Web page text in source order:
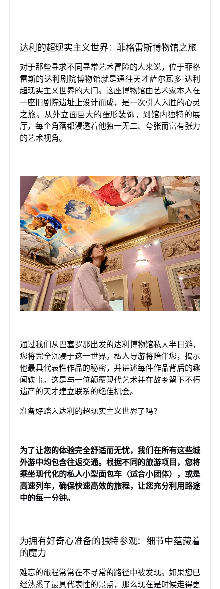
达利的超现实主义世界：菲格雷斯博物馆之旅
对于那些寻求不同寻常艺术冒险的人来说，位于菲格
雷斯的达利剧院博物馆就是通往天才萨尔瓦多·达利
超现实主义世界的大门。这座博物馆由艺术家本人在
一座旧剧院遗址上设计而成，是一次引人入胜的心灵
之旅。从外立面巨大的蛋形装饰，到馆内独特的展
厅，每个角落都浸透着他独一无二、夸张而富有张力
的艺术视角。
通过我们从巴塞罗那出发的达利博物馆私人半日游，
您将完全沉浸于这一世界。私人导游将陪伴您，揭示
他最具代表性作品的秘密，并讲述每件作品背后的趣
闻轶事。这是与一位颠覆现代艺术并在故乡留下不朽
遗产的天才建立联系的绝佳机会。
准备好踏入达利的超现实主义世界了吗？
为了让您的体验完全舒适而无忧，我们在所有这些城
外游中均包含往返交通。根据不同的旅游项目，您将
乘坐现代化的私人小型面包车（适合小团体），或是
高速列车，确保快速高效的旅程，让您充分利用路途
中的每一分钟。
为拥有好奇心准备的独特参观：细节中蕴藏着
的魔力
难忘的旅程常常在不寻常的路径中被发现。如果您已
经熟悉了最具代表性的景点，那么现在是时候走得更